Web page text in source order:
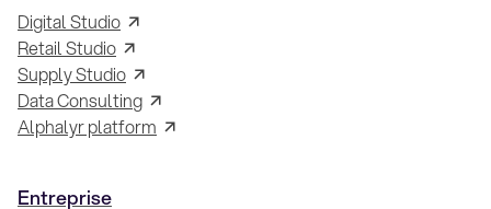
Digital Studio
Retail Studio
Supply Studio
Data Consulting
Alphalyr platform
Entreprise